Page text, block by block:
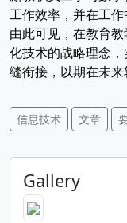
工作效率，并在工作
由此可见，在教育
化技术的战略理念
缝衔接，以期在未来
信息技术 文章
Gallery